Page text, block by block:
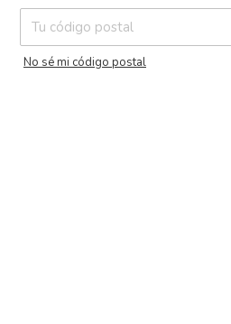
No sé mi código postal